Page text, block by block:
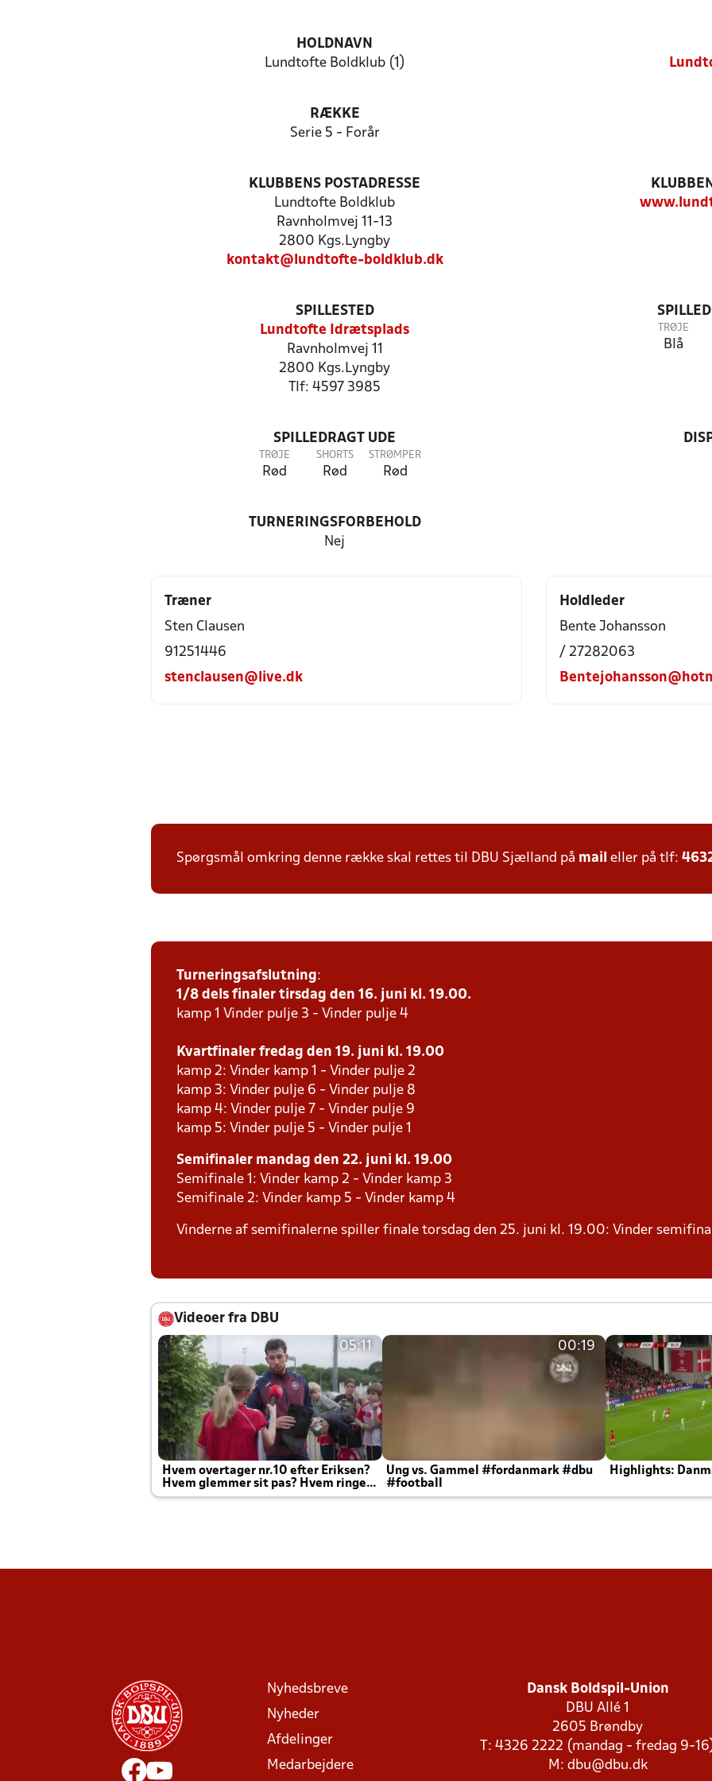
HOLDNAVN
Lundtofte Boldklub (1)
RÆKKE
Serie 5 - Forår
KLUBBENS POSTADRESSE
Lundtofte Boldklub
Ravnholmvej 11-13
2800 Kgs.Lyngby
kontakt@lundtofte-boldklub.dk
SPILLESTED
Lundtofte Idrætsplads
Ravnholmvej 11
2800 Kgs.Lyngby
Tlf: 4597 3985
TRØJE
Blå
SPILLEDRAGT UDE
TRØJE
Rød
SHORTS
Rød
STRØMPER
Rød
TURNERINGSFORBEHOLD
Nej
Træner
Sten Clausen
91251446
stenclausen@live.dk
Holdleder
Bente Johansson
/ 27282063
Spørgsmål omkring denne række skal rettes til DBU Sjælland på mail eller på tlf:
Turneringsafslutning:
1/8 dels finaler tirsdag den 16. juni kl. 19.00.
kamp 1 Vinder pulje 3 - Vinder pulje 4
Kvartfinaler fredag den 19. juni kl. 19.00
kamp 2: Vinder kamp 1 - Vinder pulje 2
kamp 3: Vinder pulje 6 - Vinder pulje 8
kamp 4: Vinder pulje 7 - Vinder pulje 9
kamp 5: Vinder pulje 5 - Vinder pulje 1
Semifinaler mandag den 22. juni kl. 19.00
Semifinale 1: Vinder kamp 2 - Vinder kamp 3
Semifinale 2: Vinder kamp 5 - Vinder kamp 4
Vinderne af semifinalerne spiller finale torsdag den 25. juni kl. 19.00: Vinder
Videoer fra DBU
05:11
Hvem overtager nr.10 efter Eriksen?
Hvem glemmer sit pas? Hvem ringer
Joachim altid til efter kampe?
00:19
Ung vs. Gammel #fordanmark #dbu
#football
Highlights:
Nyhedsbreve
Nyheder
Afdelinger
Medarbejdere
Dansk Boldspil-Union
DBU Allé 1
2605 Brøndby
T: 4326 2222 (mandag - fredag 9-
M: dbu@dbu.dk